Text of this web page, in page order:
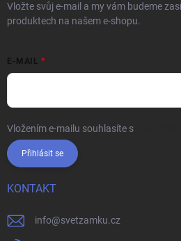
Vložte svůj e-mail a my vám budeme
produktech na našem e-shopu.
E-MAIL
Vložením e-mailu souhlasíte s
Přihlásit se
KONTAKT
info@svetzamku.cz